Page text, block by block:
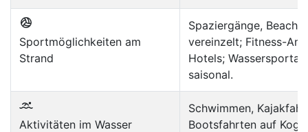
Sportmöglichkeiten am
Strand
Spaziergänge, Beach-
vereinzelt; Fitness-
Hotels;
saisonal.
Aktivitäten im Wasser
Schwimmen,
Bootsfahrten auf